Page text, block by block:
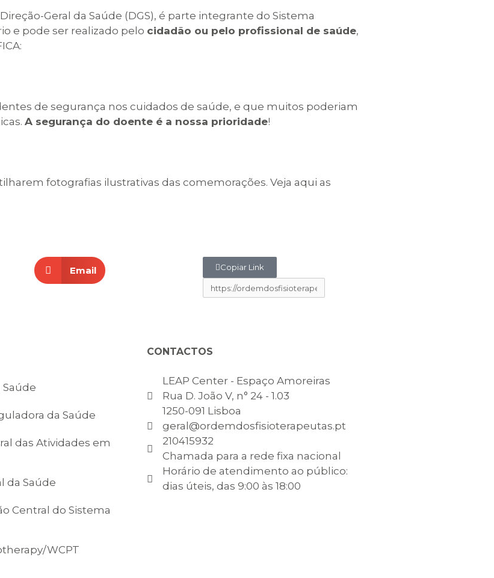
Geral da Saúde (DGS), é parte integrante do Sistema
e pode ser realizado pelo cidadão ou pelo profissional de saúde,
de segurança nos cuidados de saúde, e que muitos poderiam
A segurança do doente é a nossa prioridade!
fotografias ilustrativas das comemorações. Veja aqui as
Email Copiar Link
da Saúde
das Atividades em
da Saúde
Central do Sistema
WCPT
CONTACTOS
LEAP Center - Espaço Amoreiras
Rua D. João V, n° 24 - 1.03
1250-091 Lisboa
geral@ordemdosfisioterapeutas.pt
210415932
Chamada para a rede fixa nacional
Horário de atendimento ao público:
dias úteis, das 9:00 às 18:00